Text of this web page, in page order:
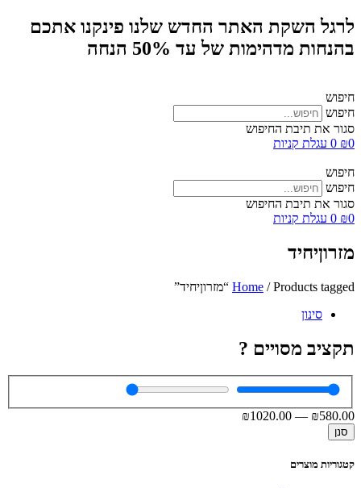
לרגל השקת האתר החדש שלנו פינקנו אתכם
בהנחות מדהימות של עד 50% הנחה
חיפוש
חיפוש
סגור את תיבת החיפוש
₪0
0 עגלת קניות
חיפוש
חיפוש
סגור את תיבת החיפוש
₪0
0 עגלת קניות
מזרוןיחיד
Home / Products tagged “מזרוןיחיד”
סינון
תקציב מסויים ?
₪580.00
—
₪1020.00
סנן
קטגוריות מוצרים